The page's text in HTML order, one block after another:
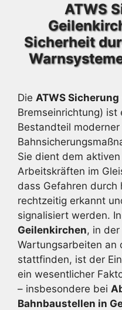
ATWS
Sicherheit
Die ATWS Sicherung
Bremseinrichtung) ist
Bestandteil moderner
Sie dient dem
Arbeitskräften im
dass Gefahren durch
rechtzeitig erkannt
signalisiert werden.
Geilenkirchen, in
Wartungsarbeiten an
stattfinden, ist der
ein wesentlicher
– insbesondere bei
Bahnbaustellen in